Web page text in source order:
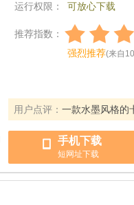
运行权限： 可放心下载
推荐指数：
强烈推荐(来自 10
用户点评： 一款水墨风格的
手机下载
短网址下载